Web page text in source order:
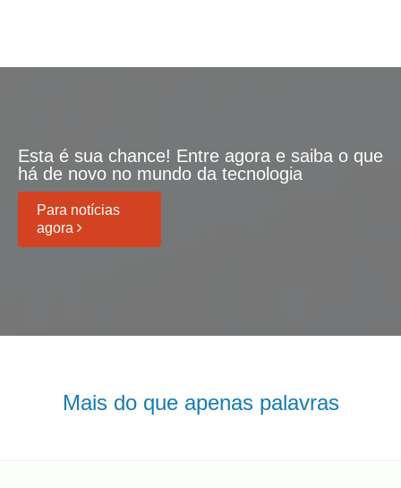
Esta é sua chance! Entre agora e saiba o que
há de novo no mundo da tecnologia
Para notícias
agora
Mais do que apenas palavras